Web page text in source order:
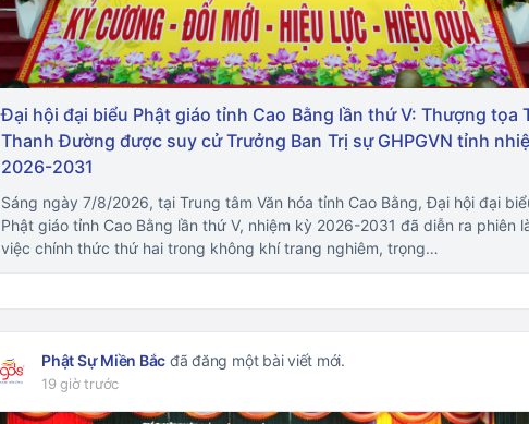
Đại hội đại biểu Phật giáo tỉnh Cao Bằng lần thứ V: Thượng tọa
Thanh Đường được suy cử Trưởng Ban Trị sự GHPGVN tỉnh
2026-2031
Sáng ngày 7/8/2026, tại Trung tâm Văn hóa tỉnh Cao Bằng, Đại hội đại
Phật giáo tỉnh Cao Bằng lần thứ V, nhiệm kỳ 2026-2031 đã diễn ra phiên
việc chính thức thứ hai trong không khí trang nghiêm, trọng…
Phật Sự Miền Bắc đã đăng một bài viết mới.
19 giờ trước